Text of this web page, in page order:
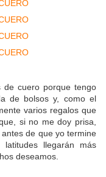
de cuero porque tengo
de bolsos y, como el
varios regalos que
si no me doy prisa,
de que yo termine
llegarán más
deseamos.